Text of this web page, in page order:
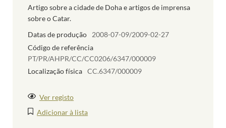
Artigo sobre a cidade de Doha e artigos de imprensa
sobre o Catar.
Datas de produção
2008-07-09/2009-02-27
Código de referência
PT/PR/AHPR/CC/CC0206/6347/000009
Localização física CC.6347/000009
Ver registo
Adicionar à lista